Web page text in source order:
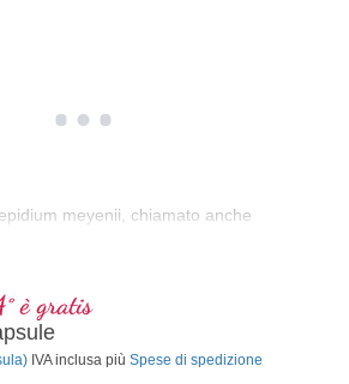
meyenii, chiamato anche
è gratis
IVA inclusa più Spese di spedizione